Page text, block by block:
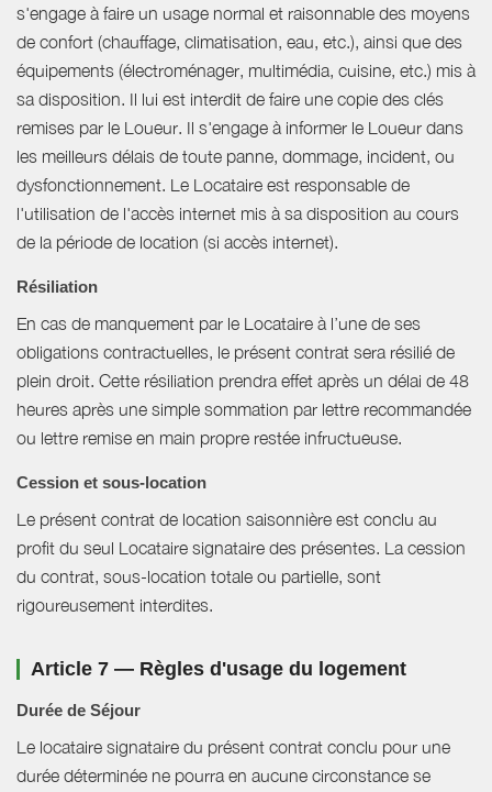
s'engage à faire un usage normal et raisonnable des moyens
de confort (chauffage, climatisation, eau, etc.), ainsi que des
équipements (électroménager, multimédia, cuisine, etc.) mis à
sa disposition. Il lui est interdit de faire une copie des clés
remises par le Loueur. Il s'engage à informer le Loueur dans
les meilleurs délais de toute panne, dommage, incident, ou
dysfonctionnement. Le Locataire est responsable de
l'utilisation de l'accès internet mis à sa disposition au cours
de la période de location (si accès internet).
Résiliation
En cas de manquement par le Locataire à l’une de ses
obligations contractuelles, le présent contrat sera résilié de
plein droit. Cette résiliation prendra effet après un délai de 48
heures après une simple sommation par lettre recommandée
ou lettre remise en main propre restée infructueuse.
Cession et sous-location
Le présent contrat de location saisonnière est conclu au
profit du seul Locataire signataire des présentes. La cession
du contrat, sous-location totale ou partielle, sont
rigoureusement interdites.
Article 7 — Règles d'usage du logement
Durée de Séjour
Le locataire signataire du présent contrat conclu pour une
durée déterminée ne pourra en aucune circonstance se